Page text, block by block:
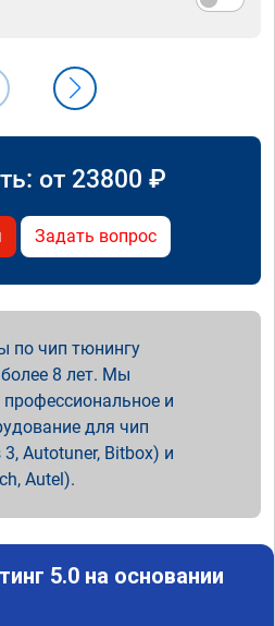
от 23800 ₽
Задать вопрос
по чип тюнингу
8 лет. Мы
и
для чип
Autotuner, Bitbox) и
Autel).
5.0 на основании